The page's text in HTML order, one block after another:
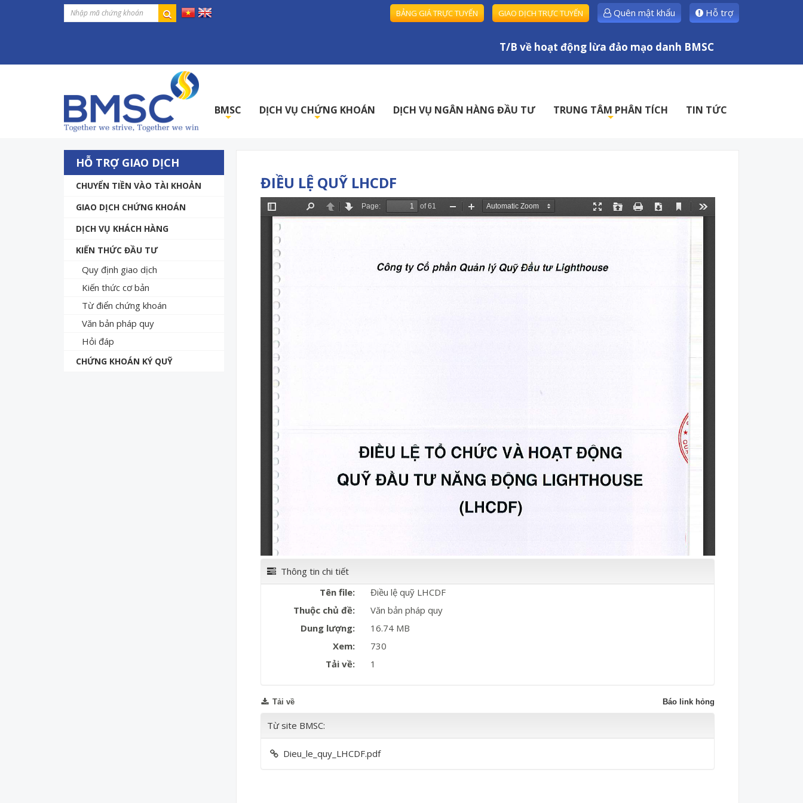
BẢNG GIÁ TRỰC TUYẾN GIAO DỊCH TRỰC TUYẾN Quên mật khẩu Hỗ trợ
T/B về hoạt động lừa đảo mạo danh BMSC
BMSC DỊCH VỤ CHỨNG KHOÁN DỊCH VỤ NGÂN HÀNG ĐẦU TƯ TRUNG TÂM PHÂN TÍCH TIN TỨC
HỖ TRỢ GIAO DỊCH
CHUYỂN TIỀN VÀO TÀI KHOẢN
GIAO DỊCH CHỨNG KHOÁN
DỊCH VỤ KHÁCH HÀNG
KIẾN THỨC ĐẦU TƯ
Quy định giao dịch
Kiến thức cơ bản
Từ điển chứng khoán
Văn bản pháp quy
Hỏi đáp
CHỨNG KHOÁN KÝ QUỸ
ĐIỀU LỆ QUỸ LHCDF
Thông tin chi tiết
Tên file:
Điều lệ quỹ LHCDF
Thuộc chủ đề:
Văn bản pháp quy
Dung lượng:
16.74 MB
Xem:
730
Tải về:
1
Báo link hỏng
Tải về
Từ site BMSC:
Dieu_le_quy_LHCDF.pdf